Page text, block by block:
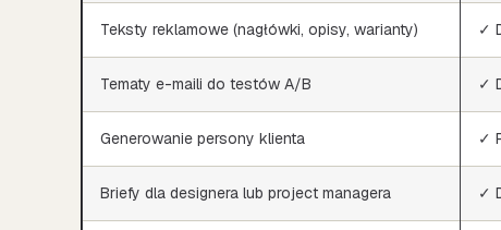
Teksty reklamowe (nagłówki, opisy, warianty) ✓
Tematy e-maili do testów A/B ✓
Generowanie persony klienta ✓
Briefy dla designera lub project managera ✓